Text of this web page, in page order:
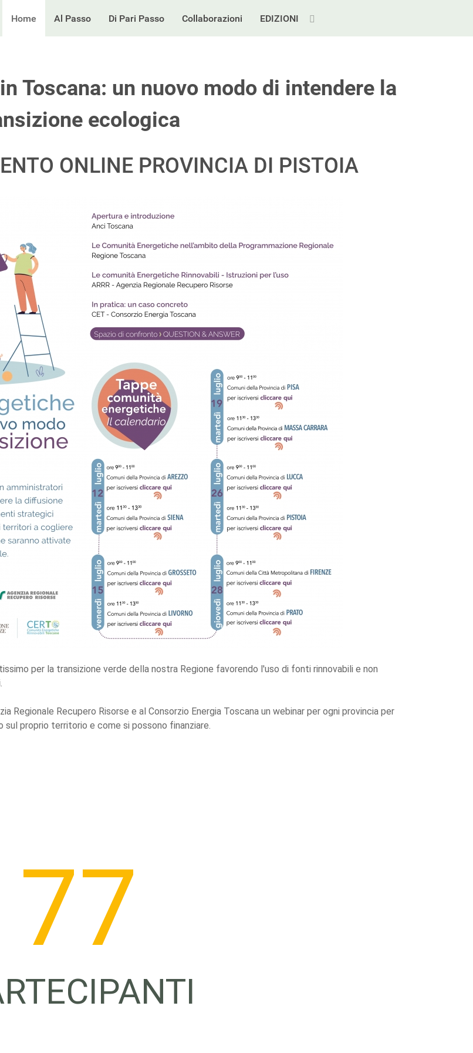
Home Al Passo Di Pari Passo Collaborazioni EDIZIONI
Toscana: un nuovo modo di intendere la
ecologica
ONLINE PROVINCIA DI PISTOIA
per la transizione verde della nostra Regione favorendo l'uso di fonti rinnovabili e non
Regionale Recupero Risorse e al Consorzio Energia Toscana un webinar per ogni provincia per
proprio territorio e come si possono finanziare.
78